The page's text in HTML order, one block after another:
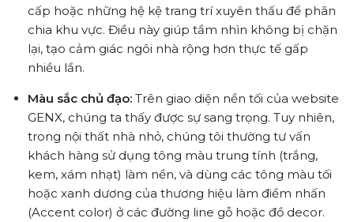
cấp hoặc những hệ kệ trang trí xuyên thấu để phân
chia khu vực. Điều này giúp tầm nhìn không bị chặn
lại, tạo cảm giác ngôi nhà rộng hơn thực tế gấp
nhiều lần.
Màu sắc chủ đạo:Trên giao diện nền tối của website
GENX, chúng ta thấy được sự sang trọng. Tuy nhiên,
trong nội thất nhà nhỏ, chúng tôi thường tư vấn
khách hàng sử dụng tông màu trung tính (trắng,
kem, xám nhạt) làm nền, và dùng các tông màu tối
hoặc xanh dương của thương hiệu làm điểm nhấn
(Accent color) ở các đường line gỗ hoặc đồ decor.